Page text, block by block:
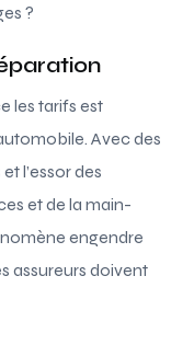
?
les tarifs est
Avec des
l’essor des
et de la main-
engendre
assureurs doivent